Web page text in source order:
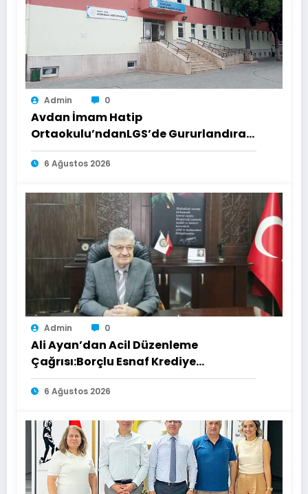
Admin 0
Avdan İmam Hatip
Ortaokulu’ndanLGS’de Gururlandıran
Başarı
6 Ağustos 2026
Admin 0
Ali Ayan’dan Acil Düzenleme
Çağrısı:Borçlu Esnaf Krediye
Ulaşamıyor
6 Ağustos 2026